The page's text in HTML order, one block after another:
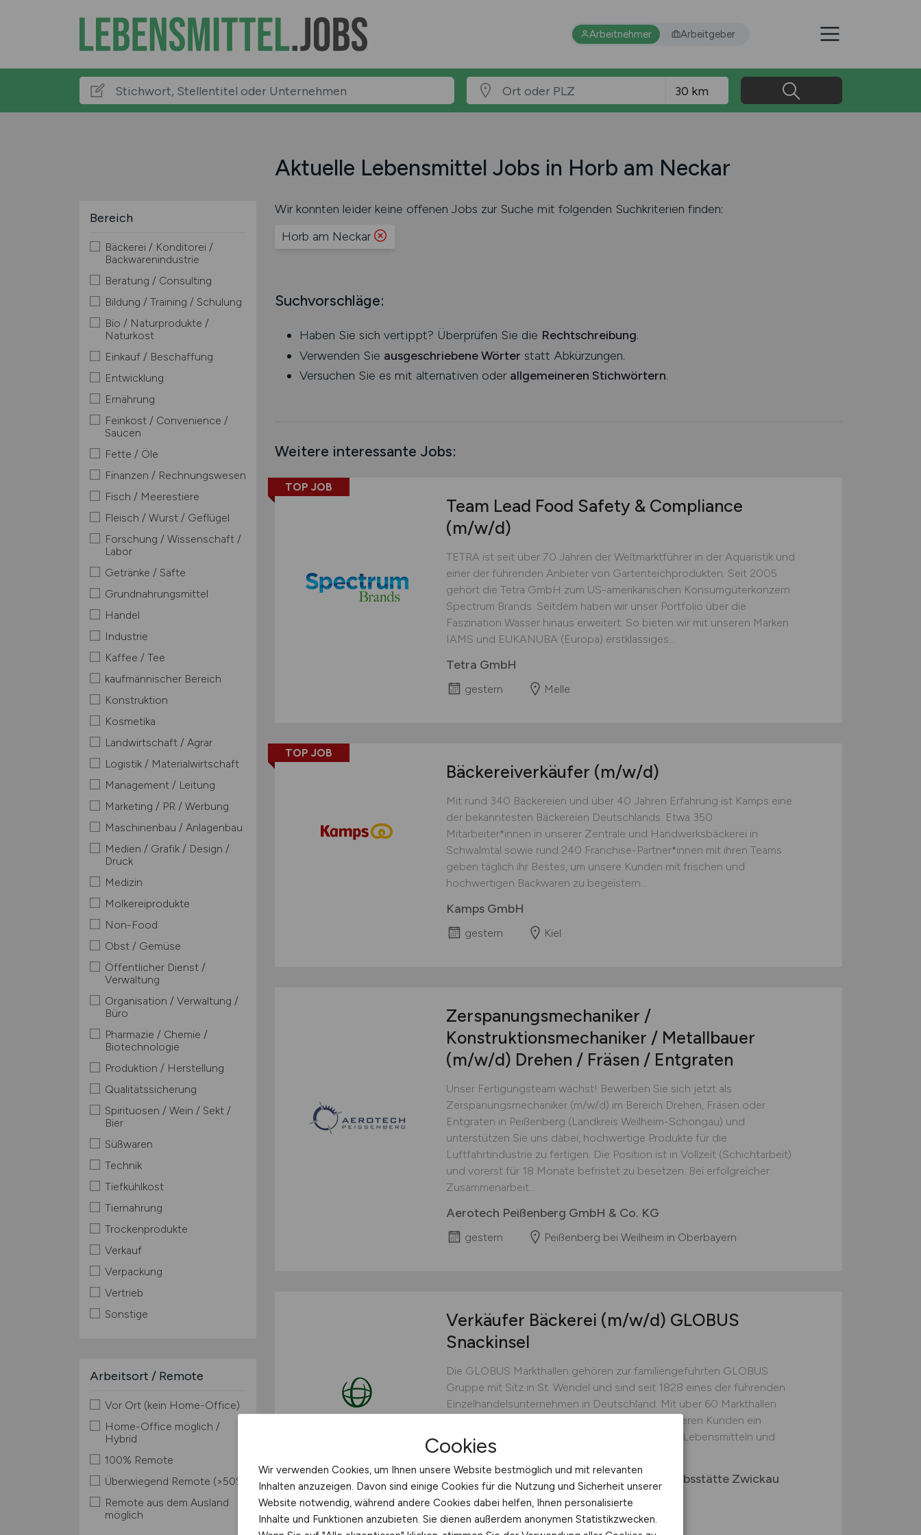
Arbeitnehmer Arbeitgeber
Aktuelle Lebensmittel Jobs in Horb am Neckar
Bereich
Bäckerei / Konditorei /
Backwarenindustrie
Beratung / Consulting
Bildung / Training / Schulung
Bio / Naturprodukte /
Naturkost
Einkauf / Beschaffung
Entwicklung
Ernährung
Feinkost / Convenience /
Saucen
Fette / Öle
Finanzen / Rechnungswesen
Fisch / Meerestiere
Fleisch / Wurst / Geflügel
Forschung / Wissenschaft /
Labor
Getränke / Säfte
Grundnahrungsmittel
Handel
Industrie
Kaffee / Tee
kaufmännischer Bereich
Konstruktion
Kosmetika
Landwirtschaft / Agrar
Logistik / Materialwirtschaft
Management / Leitung
Marketing / PR / Werbung
Maschinenbau / Anlagenbau
Medien / Grafik / Design /
Druck
Medizin
Molkereiprodukte
Non-Food
Obst / Gemüse
Öffentlicher Dienst /
Verwaltung
Organisation / Verwaltung /
Büro
Pharmazie / Chemie /
Biotechnologie
Produktion / Herstellung
Qualitätssicherung
Spirituosen / Wein / Sekt /
Bier
Süßwaren
Technik
Tiefkühlkost
Tiernahrung
Trockenprodukte
Verkauf
Verpackung
Vertrieb
Sonstige
Arbeitsort / Remote
Vor Ort (kein Home-Office)
Home-Office möglich /
Hybrid
100% Remote
Überwiegend Remote (>50%)
Remote aus dem Ausland
möglich
Wir konnten leider keine offenen Jobs zur Suche mit folgenden Suchkriterien finden:
Horb am Neckar
Suchvorschläge:
Haben Sie sich vertippt? Überprüfen Sie die Rechtschreibung.
Verwenden Sie ausgeschriebene Wörter statt Abkürzungen.
Versuchen Sie es mit alternativen oder allgemeineren Stichwörtern.
Weitere interessante Jobs:
TOP JOB
Team Lead Food Safety & Compliance
(m/w/d)
TETRA ist seit über 70 Jahren der Weltmarktführer in der Aquaristik und
einer der führenden Anbieter von Gartenteichprodukten. Seit 2005
gehört die Tetra GmbH zum US-amerikanischen Konsumgüterkonzern
Spectrum Brands. Seitdem haben wir unser Portfolio über die
Faszination Wasser hinaus erweitert. So bieten wir mit unseren Marken
IAMS und EUKANUBA (Europa) erstklassiges...
Tetra GmbH
gestern Melle
TOP JOB
Bäckereiverkäufer (m/w/d)
Mit rund 340 Bäckereien und über 40 Jahren Erfahrung ist Kamps eine
der bekanntesten Bäckereien Deutschlands. Etwa 350
Mitarbeiter*innen in unserer Zentrale und Handwerksbäckerei in
Schwalmtal sowie rund 240 Franchise-Partner*innen mit ihren Teams
geben täglich ihr Bestes, um unsere Kunden mit frischen und
hochwertigen Backwaren zu begeistern...
Kamps GmbH
gestern Kiel
Zerspanungsmechaniker /
Konstruktionsmechaniker / Metallbauer
(m/w/d) Drehen / Fräsen / Entgraten
Unser Fertigungsteam wächst! Bewerben Sie sich jetzt als
Zerspanungsmechaniker (m/w/d) im Bereich Drehen, Fräsen oder
Entgraten in Peißenberg (Landkreis Weilheim-Schongau) und
unterstützen Sie uns dabei, hochwertige Produkte für die
Luftfahrtindustrie zu fertigen. Die Position ist in Vollzeit (Schichtarbeit)
und vorerst für 18 Monate befristet zu besetzen. Bei erfolgreicher
Zusammenarbeit...
Aerotech Peißenberg GmbH & Co. KG
gestern Peißenberg bei Weilheim in Oberbayern
Verkäufer Bäckerei (m/w/d) GLOBUS
Snackinsel
Die GLOBUS Markthallen gehören zur familiengeführten GLOBUS
Gruppe mit Sitz in St. Wendel und sind seit 1828 eines der führenden
Einzelhandelsunternehmen in Deutschland. Mit über 60 Markthallen
und rund 20.000 Mitarbeitenden bieten wir unseren Kunden ein
einzigartiges Einkaufserlebnis mit hochwertigen Lebensmitteln und
Non-Food-Artikeln....
Globus Handelshof GmbH & Co. KG Betriebsstätte Zwickau
vor 2 Tagen Zwickau
Cookies
Wir verwenden Cookies, um Ihnen unsere Website bestmöglich und mit relevanten
Inhalten anzuzeigen. Davon sind einige Cookies für die Nutzung und Sicherheit unserer
Website notwendig, während andere Cookies dabei helfen, Ihnen personalisierte
Inhalte und Funktionen anzubieten. Sie dienen außerdem anonymen Statistikzwecken.